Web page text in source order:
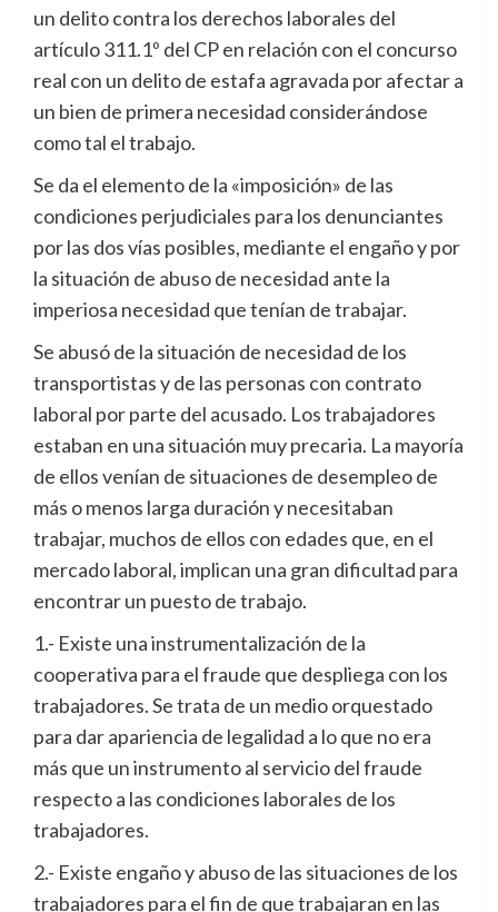
un delito contra los derechos laborales del
artículo 311.1º del CP en relación con el concurso
real con un delito de estafa agravada por afectar a
un bien de primera necesidad considerándose
como tal el trabajo.
Se da el elemento de la «imposición» de las
condiciones perjudiciales para los denunciantes
por las dos vías posibles, mediante el engaño y por
la situación de abuso de necesidad ante la
imperiosa necesidad que tenían de trabajar.
Se abusó de la situación de necesidad de los
transportistas y de las personas con contrato
laboral por parte del acusado. Los trabajadores
estaban en una situación muy precaria. La mayoría
de ellos venían de situaciones de desempleo de
más o menos larga duración y necesitaban
trabajar, muchos de ellos con edades que, en el
mercado laboral, implican una gran dificultad para
encontrar un puesto de trabajo.
1.- Existe una instrumentalización de la
cooperativa para el fraude que despliega con los
trabajadores. Se trata de un medio orquestado
para dar apariencia de legalidad a lo que no era
más que un instrumento al servicio del fraude
respecto a las condiciones laborales de los
trabajadores.
2.- Existe engaño y abuso de las situaciones de los
trabajadores para el fin de que trabajaran en las